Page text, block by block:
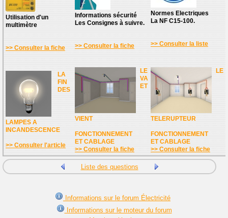
Utilisation d'un
multimètre
>> Consulter la fiche
Informations sécurité
Les Consignes à suivre.
>> Consulter la fiche
Normes Electriques
La NF C15-100.
>> Consulter la liste
LA
FIN
DES
LAMPES A
INCANDESCENCE
>> Consulter l'article
LE
VA
ET
VIENT
FONCTIONNEMENT
ET CABLAGE
>> Consulter la fiche
LE
TELERUPTEUR
FONCTIONNEMENT
ET CABLAGE
>> Consulter la fiche
Liste des questions
Informations sur le forum Électricité
Informations sur le moteur du forum